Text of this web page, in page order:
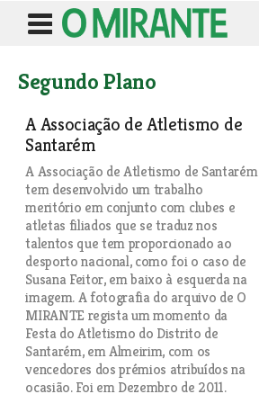
Segundo Plano
A Associação de Atletismo de
Santarém
A Associação de Atletismo de Santarém
tem desenvolvido um trabalho
meritório em conjunto com clubes e
atletas filiados que se traduz nos
talentos que tem proporcionado ao
desporto nacional, como foi o caso de
Susana Feitor, em baixo à esquerda na
imagem. A fotografia do arquivo de O
MIRANTE regista um momento da
Festa do Atletismo do Distrito de
Santarém, em Almeirim, com os
vencedores dos prémios atribuídos na
ocasião. Foi em Dezembro de 2011.